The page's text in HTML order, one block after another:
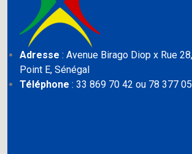
Adresse : Avenue Birago Diop x Rue
Point E, Sénégal
Téléphone : 33 869 70 42 ou 78 377